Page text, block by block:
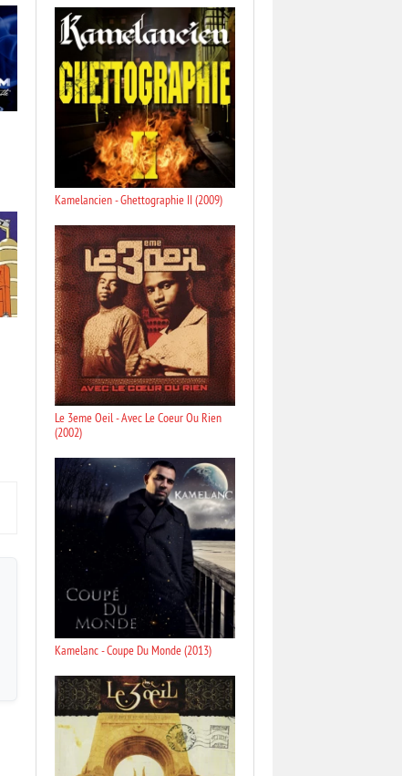
Kamelancien - Ghettographie II (2009)
Le 3eme Oeil - Avec Le Coeur Ou Rien
(2002)
Kamelanc - Coupe Du Monde (2013)